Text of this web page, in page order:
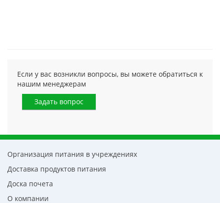
Если у вас возникли вопросы, вы можете обратиться к
нашим менеджерам
Задать вопрос
Организация питания в учреждениях
Доставка продуктов питания
Доска почета
О компании